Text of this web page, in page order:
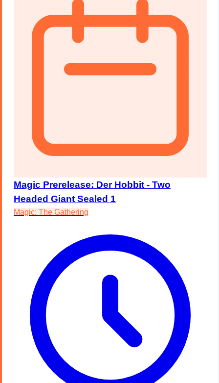
Magic Prerelease: Der Hobbit - Two
Headed Giant Sealed 1
Magic: The Gathering